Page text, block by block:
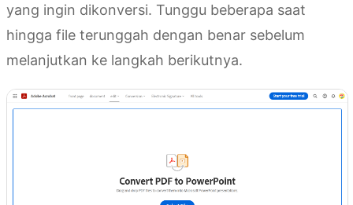
yang ingin dikonversi. Tunggu beberapa saat
hingga file terunggah dengan benar sebelum
melanjutkan ke langkah berikutnya.